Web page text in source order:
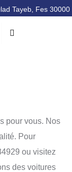
Tayeb, Fes 30000
pour vous. Nos
Pour
ou visitez
des voitures